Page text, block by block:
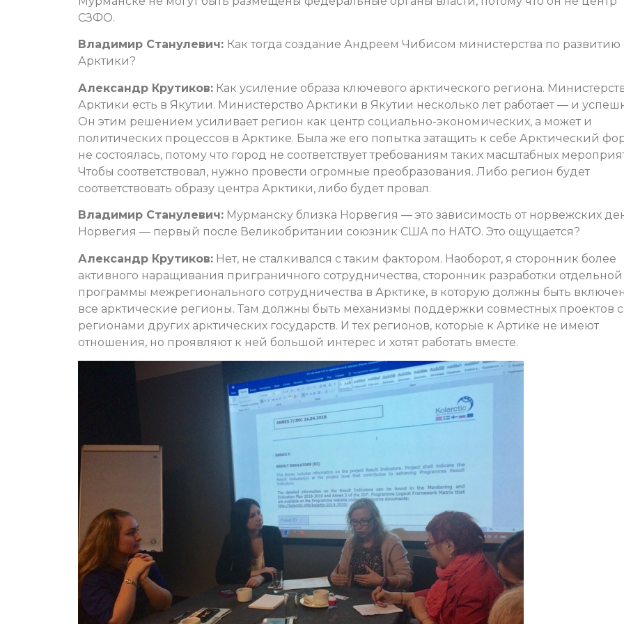
СЗФО.
Владимир Станулевич: Как тогда создание Андреем Чибисом министерства по развитию
Арктики?
Александр Крутиков: Как усиление образа ключевого арктического региона.
Арктики есть в Якутии. Министерство Арктики в Якутии несколько лет работает — и
Он этим решением усиливает регион как центр социально-экономических, а может и
политических процессов в Арктике. Была же его попытка затащить к себе Арктический
не состоялась, потому что город не соответствует требованиям таких масштабных
Чтобы соответствовал, нужно провести огромные преобразования. Либо регион будет
соответствовать образу центра Арктики, либо будет провал.
Владимир Станулевич: Мурманску близка Норвегия — это зависимость от норвежских
Норвегия — первый после Великобритании союзник США по НАТО. Это ощущается?
Александр Крутиков: Нет, не сталкивался с таким фактором. Наоборот, я сторонник более
активного наращивания приграничного сотрудничества, сторонник разработки отдельной
программы межрегионального сотрудничества в Арктике, в которую должны быть
все арктические регионы. Там должны быть механизмы поддержки совместных проектов с
регионами других арктических государств. И тех регионов, которые к Артике не имеют
отношения, но проявляют к ней большой интерес и хотят работать вместе.